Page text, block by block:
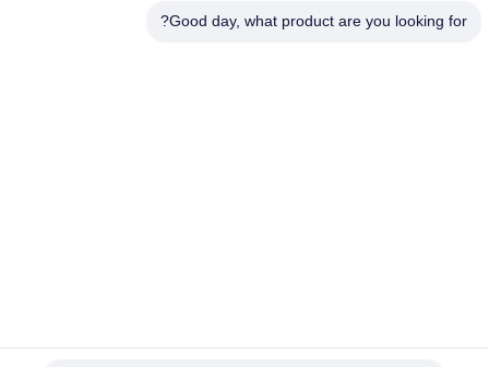
سياسة الخصوصية|خريطة الموقع
Good day, what product are you looking for?